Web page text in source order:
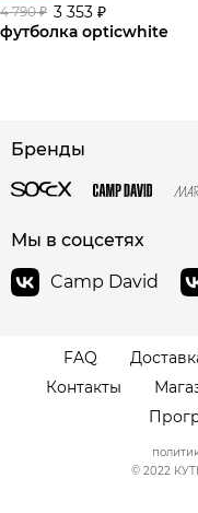
4 790 ₽ 3 353 ₽
футболка opticwhite
Бренды
Мы в соцсетях
Camp David
FAQ
Контакты
© 2022